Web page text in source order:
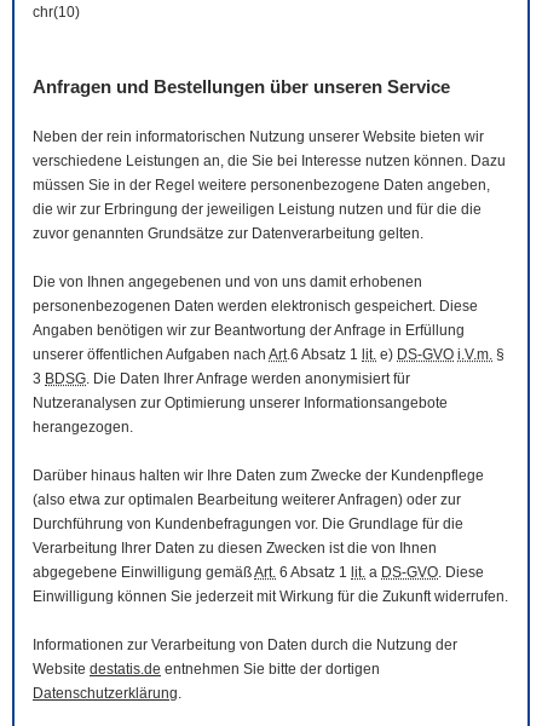
chr(10)
Anfragen und Bestellungen über unseren Service
Neben der rein informatorischen Nutzung unserer Website bieten wir
verschiedene Leistungen an, die Sie bei Interesse nutzen können. Dazu
müssen Sie in der Regel weitere personenbezogene Daten angeben,
die wir zur Erbringung der jeweiligen Leistung nutzen und für die die
zuvor genannten Grundsätze zur Datenverarbeitung gelten.
Die von Ihnen angegebenen und von uns damit erhobenen
personenbezogenen Daten werden elektronisch gespeichert. Diese
Angaben benötigen wir zur Beantwortung der Anfrage in Erfüllung
unserer öffentlichen Aufgaben nach Art.6 Absatz 1 lit. e) DS-GVO i.V.m. §
3 BDSG. Die Daten Ihrer Anfrage werden anonymisiert für
Nutzeranalysen zur Optimierung unserer Informationsangebote
herangezogen.
Darüber hinaus halten wir Ihre Daten zum Zwecke der Kundenpflege
(also etwa zur optimalen Bearbeitung weiterer Anfragen) oder zur
Durchführung von Kundenbefragungen vor. Die Grundlage für die
Verarbeitung Ihrer Daten zu diesen Zwecken ist die von Ihnen
abgegebene Einwilligung gemäßArt. 6 Absatz 1 lit. a DS-GVO. Diese
Einwilligung können Sie jederzeit mit Wirkung für die Zukunft widerrufen.
Informationen zur Verarbeitung von Daten durch die Nutzung der
Website destatis.de entnehmen Sie bitte der dortigen
Datenschutzerklärung.